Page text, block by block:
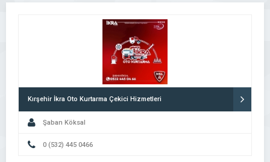
Kırşehir İkra Oto Kurtarma Çekici Hizmetleri
Şaban Köksal
0 (532) 445 0466